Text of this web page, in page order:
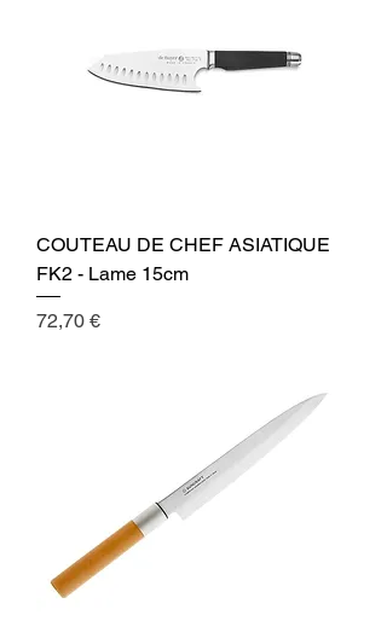
COUTEAU DE CHEF ASIATIQUE
FK2 - Lame 15cm
Cena
72,70 €